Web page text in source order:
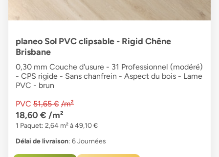
planeo Sol PVC clipsable - Rigid Chêne
Brisbane
0,30 mm Couche d'usure - 31 Professionnel (modéré)
- CPS rigide - Sans chanfrein - Aspect du bois - Lame
PVC - brun
PVC 51,65 € /m²
18,60 € /m²
1 Paquet: 2,64 m² à 49,10 €
Délai de livraison: 6 Journées